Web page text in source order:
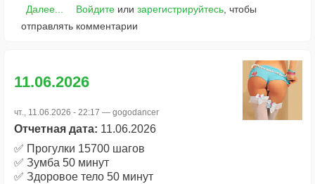
Далее... Войдитеили зарегистрируйтесь, чтобы
отправлять комментарии
11.06.2026
чт., 11.06.2026 - 22:17 — gogodancer
Отчетная дата: 11.06.2026
✅ Прогулки 15700 шагов
✅ Зумба 50 минут
✅ Здоровое тело 50 минут